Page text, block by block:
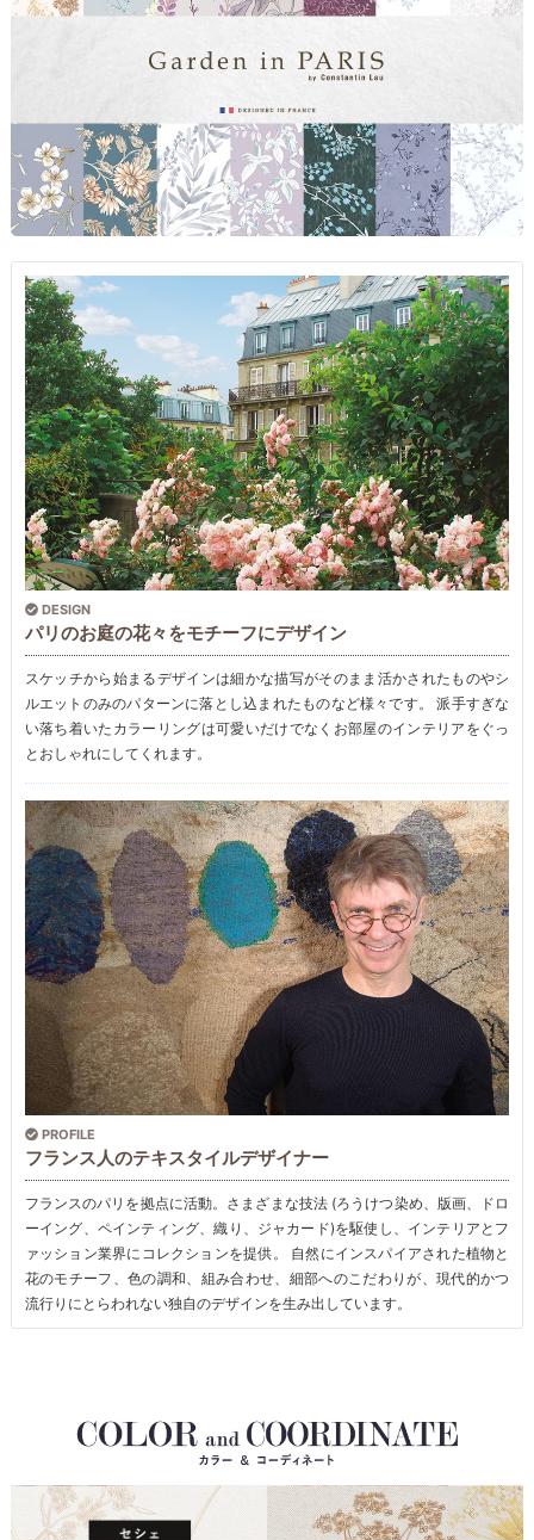
DESIGN
パリのお庭の花々をモチーフにデザイン
スケッチから始まるデザインは細かな描写がそのまま活かされたものやシ
ルエットのみのパターンに落とし込まれたものなど様々です。 派手すぎな
い落ち着いたカラーリングは可愛いだけでなくお部屋のインテリアをぐっ
とおしゃれにしてくれます。
PROFILE
フランス人のテキスタイルデザイナー
フランスのパリを拠点に活動。さまざまな技法 (ろうけつ染め、版画、ドロ
ーイング、ペインティング、織り、ジャカード)を駆使し、インテリアとフ
ァッション業界にコレクションを提供。 自然にインスパイアされた植物と
花のモチーフ、色の調和、組み合わせ、細部へのこだわりが、現代的かつ
流行りにとらわれない独自のデザインを生み出しています。